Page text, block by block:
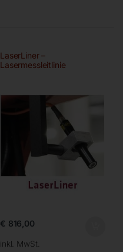
LaserLiner –
Lasermessleitlinie
€ 816,00
inkl. MwSt.